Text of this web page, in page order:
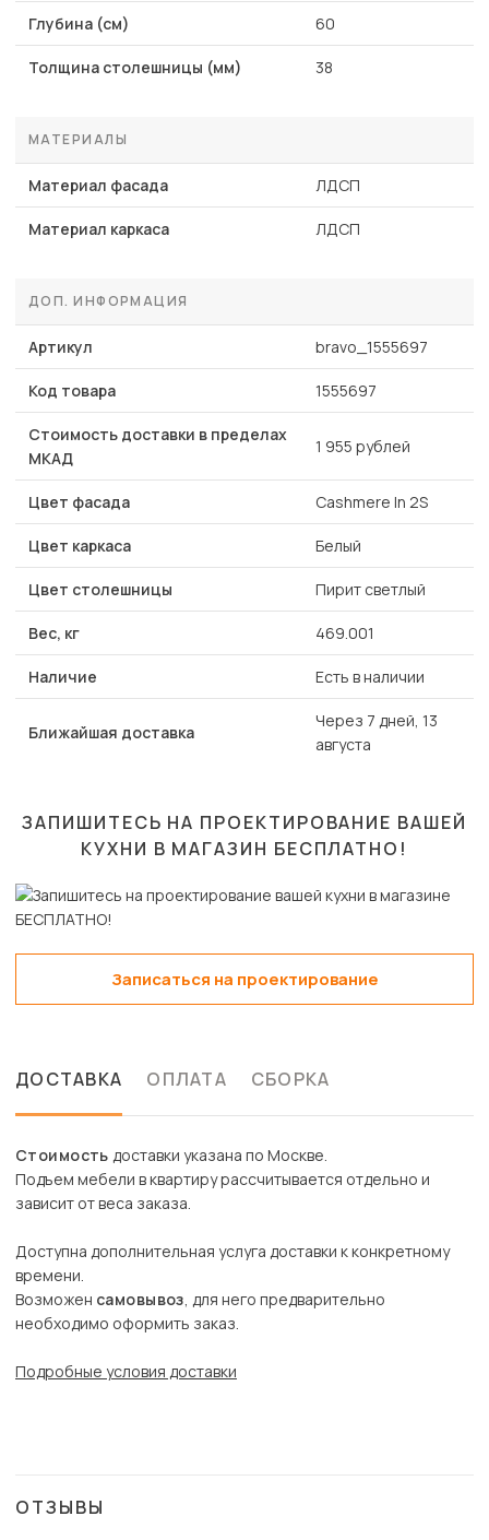
Глубина (см) 60
Толщина столешницы (мм) 38
МАТЕРИАЛЫ
Материал фасада ЛДСП
Материал каркаса ЛДСП
ДОП. ИНФОРМАЦИЯ
Артикул bravo_1555697
Код товара 1555697
Стоимость доставки в пределах
МКАД
1 955 рублей
Цвет фасада Cashmere In 2S
Цвет каркаса Белый
Цвет столешницы Пирит светлый
Вес, кг 469.001
Наличие Есть в наличии
Ближайшая доставка
Через 7 дней, 13
августа
ЗАПИШИТЕСЬ НА ПРОЕКТИРОВАНИЕ ВАШЕЙ
КУХНИ В МАГАЗИН БЕСПЛАТНО!
Записаться на проектирование
ДОСТАВКА ОПЛАТА СБОРКА
Стоимость доставки указана по Москве.
Подъем мебели в квартиру рассчитывается отдельно и
зависит от веса заказа.
Доступна дополнительная услуга доставки к конкретному
времени.
Возможен самовывоз, для него предварительно
необходимо оформить заказ.
Подробные условия доставки
ОТЗЫВЫ